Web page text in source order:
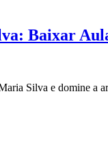
Baixar
Silva e domine a